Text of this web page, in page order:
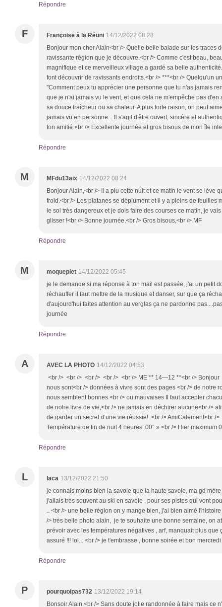
Répondre
F Françoise à la Réuni 14/12/2022 08:28
Bonjour mon cher Alain<br /> Quelle belle balade sur les traces
ravissante région que je découvre.<br /> Comme c'est beau,
magnifique et ce merveilleux village a gardé sa belle
font découvrir de ravissants endroits.<br /> ***<br /> Quelqu'un
"Comment peux tu apprécier une personne que tu n'as jamais
que je n'ai jamais vu le vent, et que cela ne m'empêche pas
sa douce fraîcheur ou sa chaleur. A plus forte raison, on peut
jamais vu en personne... Il s'agit d'être ouvert, sincère et
ton amitié.<br /> Excellente journée et gros bisous de mon île
Répondre
M MFdu13aix 14/12/2022 08:24
Bonjour Alain,<br /> Il a plu cette nuit et ce matin le vent se lève
froid.<br /> Les platanes se déplument et il y a pleins de feuilles
le sol très dangereux et je dois faire des courses ce matin, je
glisser !<br /> Bonne journée,<br /> Gros bisous,<br /> MF
Répondre
M moqueplet 14/12/2022 05:45
je le demande si ma réponse à ton mail est passée, j'ai un petit
réchauffer il faut mettre de la musique et danser, sur que ça
d'aujourd'hui faites attention au verglas ça ne pardonne
journée
Répondre
A AVEC LA PHOTO 14/12/2022 04:53
<br /> <br /> <br /> <br /> <br /> ME ** 14—12 **<br />
nous sont<br /> données à vivre sont des pages <br /> de notre
nous semblent bonnes <br /> ou mauvaises Il faut accepter
de notre livre de vie,<br /> ne jamais en déchirer aucune<br />
de garder un secret d’une vie réussie! <br /> AmiCalement<br
Température de fin de nuit 4 heures: 00° » <br /> Hier maximum
Répondre
L laca 13/12/2022 21:50
je connais moins bien la savoie que la haute savoie, ma gd
j'allais très souvent au ski en savoie , pour ses pistes qui vont
.. <br /> une belle région on y mange bien, j'ai bien aimé
/> très belle photo alain, je te souhaite une bonne semaine, on
prévoir avec les températures négatives , arf, manquait plus que
assuré !!! lol... <br /> je t'embrasse , bonne soirée et bon
Répondre
P pourquoipas732 13/12/2022 19:14
Bonsoir Alain.<br /> Sans doute jolie randonnée à faire mais ce